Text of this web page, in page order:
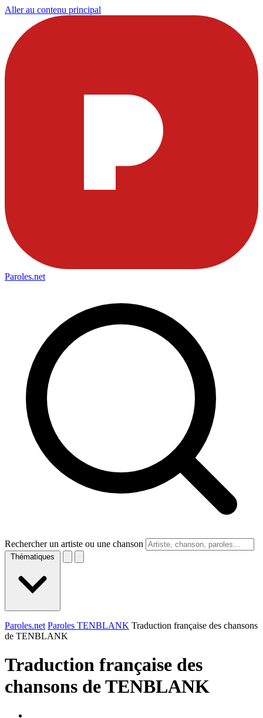
Aller au contenu principal
Paroles.net
Rechercher un artiste ou une chanson
Thématiques
Paroles.net Paroles TENBLANK Traduction française des chansons
de TENBLANK
Traduction française des
chansons deTENBLANK